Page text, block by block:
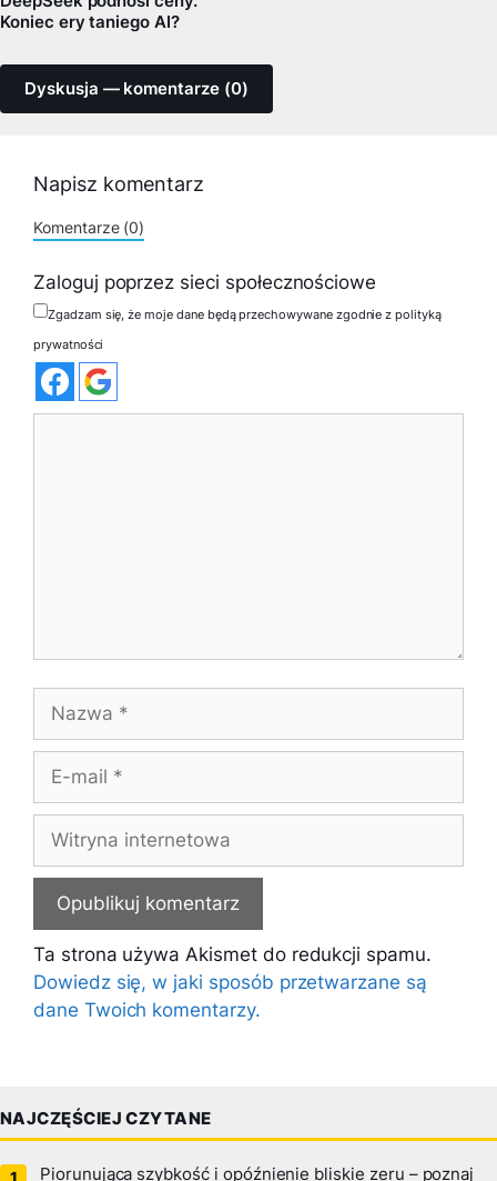
Koniec ery taniego AI?
Dyskusja — komentarze (0)
Napisz komentarz
Komentarze (0)
Zaloguj poprzez sieci społecznościowe
Zgadzam się, że moje dane będą przechowywane zgodnie z polityką
prywatności
Nazwa
Witryna
internetowa
Ta strona używa Akismet do redukcji spamu.
Dowiedz się, w jaki sposób przetwarzane są
dane Twoich komentarzy.
NAJCZĘŚCIEJ CZYTANE
Piorunująca szybkość i opóźnienie bliskie zeru – poznaj